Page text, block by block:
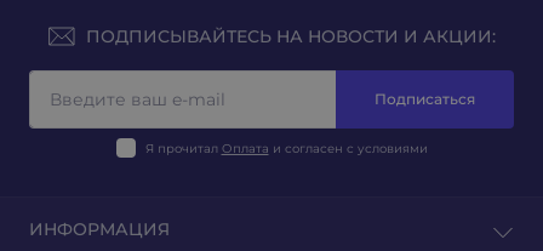
ПОДПИСЫВАЙТЕСЬ НА НОВОСТИ И АКЦИИ:
Подписаться
Я прочитал Оплата и согласен с условиями
ИНФОРМАЦИЯ